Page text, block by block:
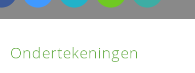
Ondertekeningen